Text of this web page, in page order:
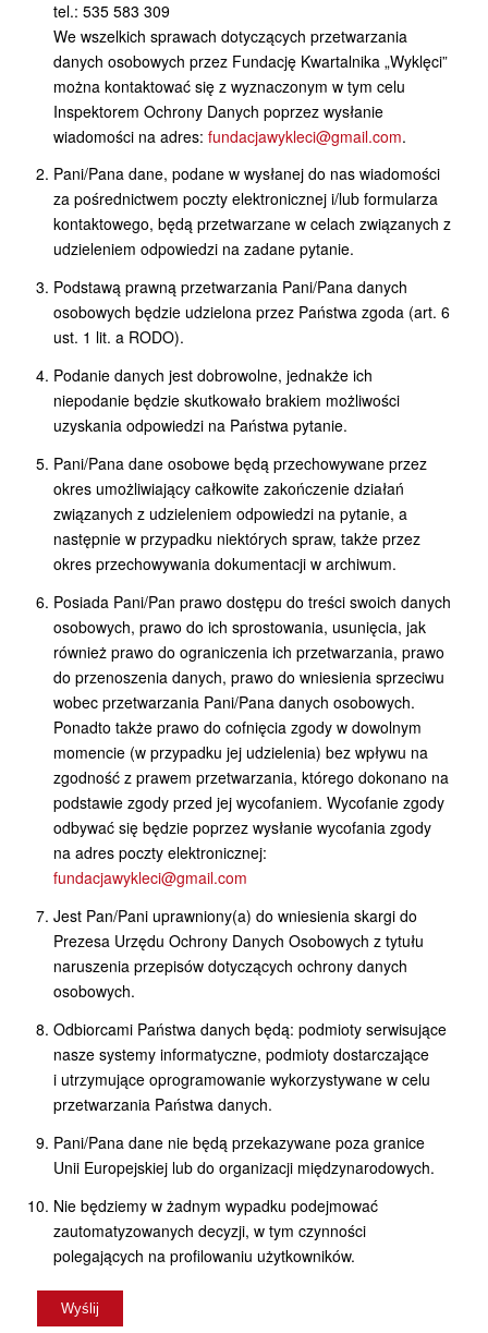
tel.: 535 583 309
We wszelkich sprawach dotyczących przetwarzania
danych osobowych przez Fundację Kwartalnika „Wyklęci”
można kontaktować się z wyznaczonym w tym celu
Inspektorem Ochrony Danych poprzez wysłanie
wiadomości na adres: fundacjawykleci@gmail.com.
Pani/Pana dane, podane w wysłanej do nas wiadomości
za pośrednictwem poczty elektronicznej i/lub formularza
kontaktowego, będą przetwarzane w celach związanych z
udzieleniem odpowiedzi na zadane pytanie.
Podstawą prawną przetwarzania Pani/Pana danych
osobowych będzie udzielona przez Państwa zgoda (art. 6
ust. 1 lit. a RODO).
Podanie danych jest dobrowolne, jednakże ich
niepodanie będzie skutkowało brakiem możliwości
uzyskania odpowiedzi na Państwa pytanie.
Pani/Pana dane osobowe będą przechowywane przez
okres umożliwiający całkowite zakończenie działań
związanych z udzieleniem odpowiedzi na pytanie, a
następnie w przypadku niektórych spraw, także przez
okres przechowywania dokumentacji w archiwum.
Posiada Pani/Pan prawo dostępu do treści swoich danych
osobowych, prawo do ich sprostowania, usunięcia, jak
również prawo do ograniczenia ich przetwarzania, prawo
do przenoszenia danych, prawo do wniesienia sprzeciwu
wobec przetwarzania Pani/Pana danych osobowych.
Ponadto także prawo do cofnięcia zgody w dowolnym
momencie (w przypadku jej udzielenia) bez wpływu na
zgodność z prawem przetwarzania, którego dokonano na
podstawie zgody przed jej wycofaniem. Wycofanie zgody
odbywać się będzie poprzez wysłanie wycofania zgody
na adres poczty elektronicznej:
fundacjawykleci@gmail.com
Jest Pan/Pani uprawniony(a) do wniesienia skargi do
Prezesa Urzędu Ochrony Danych Osobowych z tytułu
naruszenia przepisów dotyczących ochrony danych
osobowych.
Odbiorcami Państwa danych będą: podmioty serwisujące
nasze systemy informatyczne, podmioty dostarczające
i utrzymujące oprogramowanie wykorzystywane w celu
przetwarzania Państwa danych.
Pani/Pana dane nie będą przekazywane poza granice
Unii Europejskiej lub do organizacji międzynarodowych.
Nie będziemy w żadnym wypadku podejmować
zautomatyzowanych decyzji, w tym czynności
polegających na profilowaniu użytkowników.